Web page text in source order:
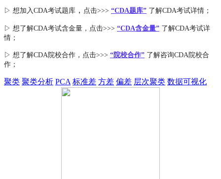
▷ 想加入CDA考试题库 ， 点击>>> “CDA题库” 了解CDA考试详情；
▷ 想了解CDA考试含金量 ，点击>>> “CDA含金量” 了解CDA考试详
情；
▷ 想了解CDA院校合作 ，点击>>> “院校合作” 了解咨询CDA院校合
作；
聚类 聚类分析 PCA 标准差 方差 偏差 层次聚类 数据可视化